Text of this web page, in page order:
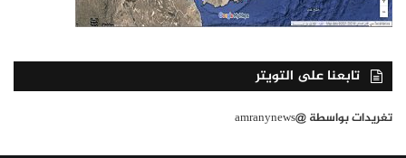
تابعنا على التويتر
تغريدات بواسطة @amranynews